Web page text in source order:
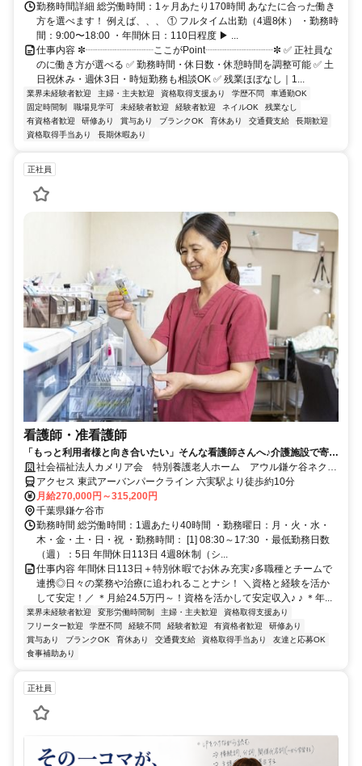
勤務時間詳細 総労働時間：1ヶ月あたり170時間 あなたに合った働き
方を選べます！ 例えば、、、 ① フルタイム出勤（4週8休） ・勤務時
間：9:00〜18:00 ・年間休日：110日程度 ▶ ...
仕事内容 ✼┈┈┈┈┈┈┈ここがPoint┈┈┈┈┈┈┈✼ ✅ 正社員な
のに働き方が選べる ✅ 勤務時間・休日数・休憩時間を調整可能 ✅ 土
日祝休み・週休3日・時短勤務も相談OK ✅ 残業ほぼなし｜1...
業界未経験者歓迎 主婦・主夫歓迎 資格取得支援あり 学歴不問
車通勤OK
固定時間制
職場見学可 未経験者歓迎 経験者歓迎 ネイルOK
残業なし
有資格者歓迎
研修あり 賞与あり ブランクOK 育休あり 交通費支給
長期歓迎
資格取得手当あり
長期休暇あり
正社員
看護師・准看護師
「もっと利用者様と向き合いたい」そんな看護師さんへ♪介護施設で寄り
添うケアを実現☆
社会福祉法人カメリア会 特別養護老人ホーム アウル鎌ケ谷ネクス
ト
アクセス 東武アーバンパークライン 六実駅より徒歩約10分
月給270,000円～315,200円
千葉県鎌ケ谷市
勤務時間 総労働時間：1週あたり40時間 ・勤務曜日：月・火・水・
木・金・土・日・祝 ・勤務時間： [1] 08:30～17:30 ・最低勤務日数
（週）：5日 年間休日113日 4週8休制（シ...
仕事内容 年間休日113日＋特別休暇でお休み充実♪多職種とチームで
連携◎日々の業務や治療に追われることナシ！ ＼資格と経験を活か
して安定！／ ＊月給24.5万円～！資格を活かして安定収入♪ ♪ ＊年...
業界未経験者歓迎 変形労働時間制 主婦・主夫歓迎
資格取得支援あり
フリーター歓迎
学歴不問 経験不問 経験者歓迎 有資格者歓迎
研修あり
賞与あり
ブランクOK 育休あり 交通費支給 資格取得手当あり
友達と応募OK
食事補助あり
正社員